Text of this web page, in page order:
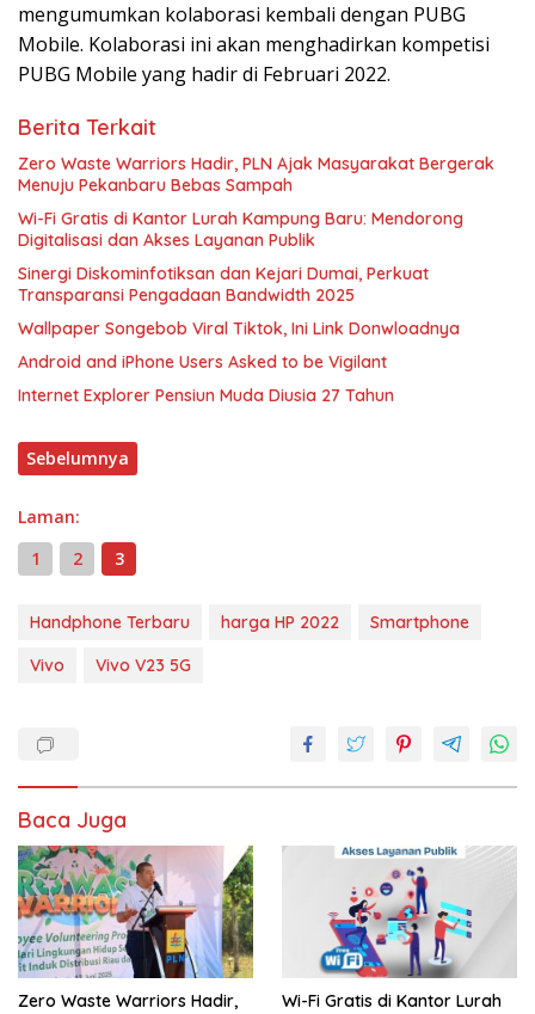
mengumumkan kolaborasi kembali dengan PUBG
Mobile. Kolaborasi ini akan menghadirkan kompetisi
PUBG Mobile yang hadir di Februari 2022.
Berita Terkait
Zero Waste Warriors Hadir, PLN Ajak Masyarakat Bergerak
Menuju Pekanbaru Bebas Sampah
Wi-Fi Gratis di Kantor Lurah Kampung Baru: Mendorong
Digitalisasi dan Akses Layanan Publik
Sinergi Diskominfotiksan dan Kejari Dumai, Perkuat
Transparansi Pengadaan Bandwidth 2025
Wallpaper Songebob Viral Tiktok, Ini Link Donwloadnya
Android and iPhone Users Asked to be Vigilant
Internet Explorer Pensiun Muda Diusia 27 Tahun
Sebelumnya
Laman:
1
2 3
Handphone Terbaru harga HP 2022
Smartphone
Vivo
Vivo V23 5G
Baca Juga
Zero Waste Warriors Hadir,
Wi-Fi Gratis di Kantor Lurah